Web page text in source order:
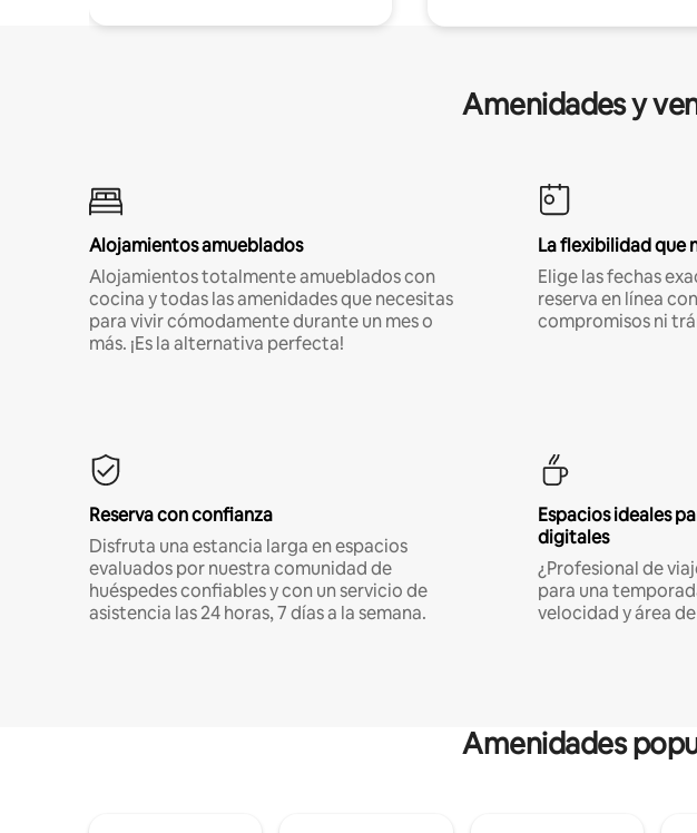
Amenidades y
Alojamientos amueblados
Alojamientos totalmente amueblados con
cocina y todas las amenidades que necesitas
para vivir cómodamente durante un mes o
más. ¡Es la alternativa perfecta!
La flexibilidad que
Elige las fechas
reserva en línea
compromisos ni
Reserva con confianza
Disfruta una estancia larga en espacios
evaluados por nuestra comunidad de
huéspedes confiables y con un servicio de
asistencia las 24 horas, 7 días a la semana.
Espacios ideales
digitales
¿Profesional de
para una
velocidad y área
Amenidades